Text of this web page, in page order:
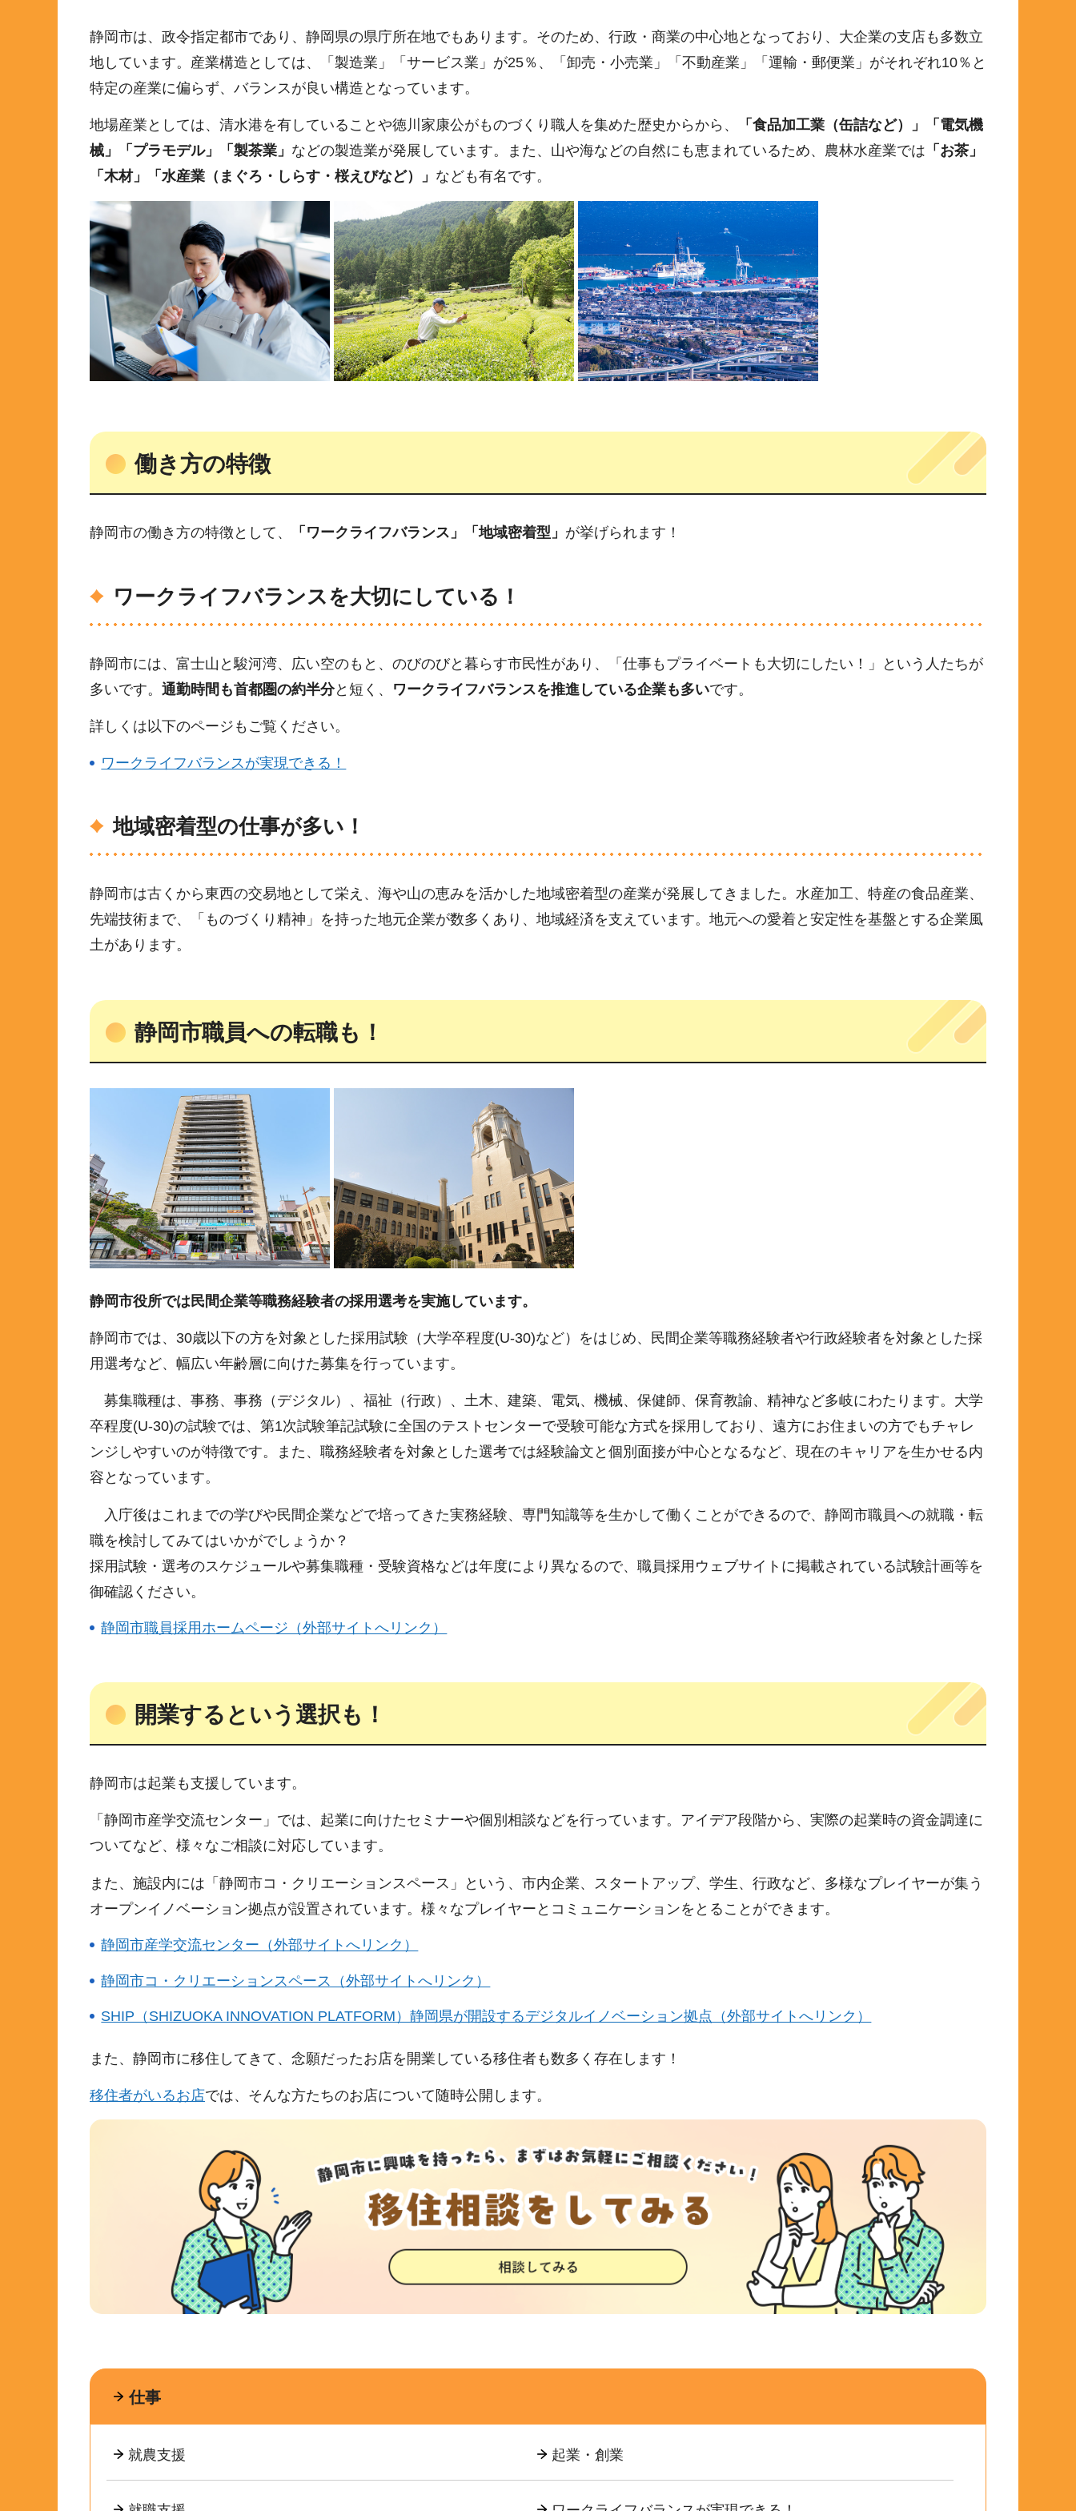
静岡市は、政令指定都市であり、静岡県の県庁所在地でもあります。そのため、行政・商業の中心地となっており、大企業の支店も多数立
地しています。産業構造としては、「製造業」「サービス業」が25％、「卸売・小売業」「不動産業」「運輸・郵便業」がそれぞれ10％と
特定の産業に偏らず、バランスが良い構造となっています。
地場産業としては、清水港を有していることや徳川家康公がものづくり職人を集めた歴史からから、
「食品加工業（缶詰など）」「電気機
械」「プラモデル」「製茶業」 などの製造業が発展しています。また、山や海などの自然にも恵まれているため、農林水産業では 「お茶」
「木材」「水産業（まぐろ・しらす・桜えびなど）」 なども有名です。
働き方の特徴
静岡市の働き方の特徴として、 「ワークライフバランス」「地域密着型」 が挙げられます！
ワークライフバランスを大切にしている！
静岡市には、富士山と駿河湾、広い空のもと、のびのびと暮らす市民性があり、「仕事もプライベートも大切にしたい！」という人たちが
多いです。 通勤時間も首都圏の約半分と短く、 ワークライフバランスを推進している企業も多いです。
詳しくは以下のページもご覧ください。
ワークライフバランスが実現できる！
地域密着型の仕事が多い！
静岡市は古くから東西の交易地として栄え、海や山の恵みを活かした地域密着型の産業が発展してきました。水産加工、特産の食品産業、
先端技術まで、「ものづくり精神」を持った地元企業が数多くあり、地域経済を支えています。地元への愛着と安定性を基盤とする企業風
土があります。
静岡市職員への転職も！
静岡市役所では民間企業等職務経験者の採用選考を実施しています。
静岡市では、30歳以下の方を対象とした採用試験（大学卒程度(U-30)など）をはじめ、民間企業等職務経験者や行政経験者を対象とした採
用選考など、幅広い年齢層に向けた募集を行っています。
募集職種は、事務、事務（デジタル）、福祉（行政）、土木、建築、電気、機械、保健師、保育教諭、精神など多岐にわたります。大学
卒程度(U-30)の試験では、第1次試験筆記試験に全国のテストセンターで受験可能な方式を採用しており、遠方にお住まいの方でもチャレ
ンジしやすいのが特徴です。また、職務経験者を対象とした選考では経験論文と個別面接が中心となるなど、現在のキャリアを生かせる内
容となっています。
入庁後はこれまでの学びや民間企業などで培ってきた実務経験、専門知識等を生かして働くことができるので、静岡市職員への就職・転
職を検討してみてはいかがでしょうか？
採用試験・選考のスケジュールや募集職種・受験資格などは年度により異なるので、職員採用ウェブサイトに掲載されている試験計画等を
御確認ください。
静岡市職員採用ホームページ（外部サイトへリンク）
開業するという選択も！
静岡市は起業も支援しています。
「静岡市産学交流センター」では、起業に向けたセミナーや個別相談などを行っています。アイデア段階から、実際の起業時の資金調達に
ついてなど、様々なご相談に対応しています。
また、施設内には「静岡市コ・クリエーションスペース」という、市内企業、スタートアップ、学生、行政など、多様なプレイヤーが集う
オープンイノベーション拠点が設置されています。様々なプレイヤーとコミュニケーションをとることができます。
静岡市産学交流センター（外部サイトへリンク）
静岡市コ・クリエーションスペース（外部サイトへリンク）
SHIP（SHIZUOKA INNOVATION PLATFORM）静岡県が開設するデジタルイノベーション拠点（外部サイトへリンク）
また、静岡市に移住してきて、念願だったお店を開業している移住者も数多く存在します！
移住者がいるお店では、そんな方たちのお店について随時公開します。
仕事
就農支援 起業・創業